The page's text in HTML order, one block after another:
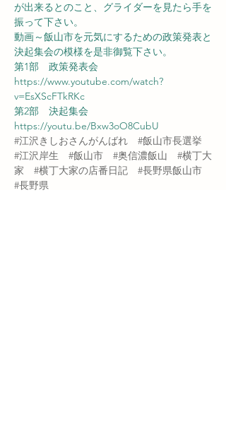
が出来るとのこと、グライダーを見たら手を
振って下さい。
動画～飯山市を元気にするための政策発表と
決起集会の模様を是非御覧下さい。
第1部　政策発表会
https://www.youtube.com/watch?
v=EsXScFTkRKc
第2部　決起集会
https://youtu.be/Bxw3oO8CubU
#江沢きしおさんがんばれ
#飯山市長選挙
#江沢岸生
#飯山市 #奥信濃飯山
#横丁大
家
#横丁大家の店番日記
#長野県飯山市
#長野県